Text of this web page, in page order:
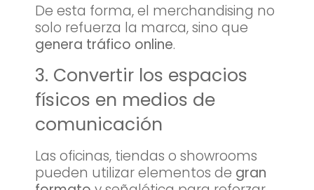
De esta forma, el merchandising no
solo refuerza la marca, sino que
genera tráfico online.
3. Convertir los espacios
físicos en medios de
comunicación
Las oficinas, tiendas o showrooms
pueden utilizar elementos de gran